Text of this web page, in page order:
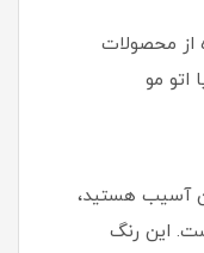
از محصولات
اتو مو
آسیب هستید،
این رنگ